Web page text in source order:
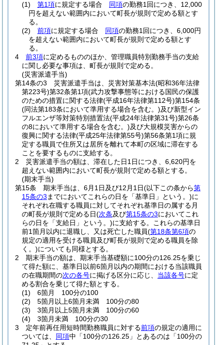
(1)
第1項に規定する場合 同項の勤務1回につき、12,000
円を超えない範囲内において町長が規則で定める額とす
る。
(2)
前項に規定する場合 同項の勤務1回につき、6,000円
を超えない範囲内において町長が規則で定める額とす
る。
4
前3項に定めるもののほか、管理職員特別勤務手当の支給
に関し必要な事項は、町長が規則で定める。
(災害派遣手当)
第14条の3
災害派遣手当は、災害対策基本法(昭和36年法律
第223号)第32条第1項(武力攻撃事態等における国民の保護
のための措置に関する法律(平成16年法律第112号)第154条
(同法第183条において準用する場合を含む。)及び新型イン
フルエンザ等対策特別措置法(平成24年法律第31号)第26条
の8において準用する場合を含む。)及び大規模災害からの
復興に関する法律(平成25年法律第55号)第56条第1項に規
定する職員で住所又は居所を離れて本町の区域に滞在する
ことを要するものに支給する。
2
災害派遣手当の額は、滞在した日1日につき、6,620円を
超えない範囲内において町長が規則で定める額とする。
(期末手当)
第15条
期末手当は、6月1日及び12月1日(以下この条から第
15条の3 までにおいてこれらの日を「基準日」という。)に
それぞれ在職する職員に対してそれぞれ基準日の属する月
の町長が規則で定める日(次条及び第15条の3においてこれ
らの日を「支給日」という。)に支給する。
これらの基準日
前1箇月以内に退職し、又は死亡した職員(第18条第6項の
規定の適用を受ける職員及び町長が規則で定める職員を除
く。)についても同様とする。
2
期末手当の額は、期末手当基礎額に100分の126.25を乗じ
て得た額に、基準日以前6箇月以内の期間における当該職員
の在職期間の次の各号に掲げる区分に応じ、 当該各号に定
める割合を乗じて得た額とする。
(1)
6箇月 100分の100
(2)
5箇月以上6箇月未満 100分の80
(3)
3箇月以上5箇月未満 100分の60
(4)
3箇月未満 100分の30
3
定年前再任用短時間勤務職員に対する前項の規定の適用に
ついては、 同項中「100分の126.25」とあるのは「100分の